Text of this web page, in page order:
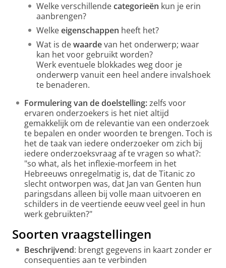
Welke verschillendecategorieën kun je erin
aanbrengen?
Welkeeigenschappen heeft het?
Wat is dewaardevan het onderwerp; waar
kan het voor gebruikt worden?
Werk eventuele blokkades weg door je
onderwerp vanuit een heel andere invalshoek
te benaderen.
Formulering van de doelstelling:zelfs voor
ervaren onderzoekers is het niet altijd
gemakkelijk om de relevantie van een onderzoek
te bepalen en onder woorden te brengen. Toch is
het de taak van iedere onderzoeker om zich bij
iedere onderzoeksvraag af te vragen so what?:
"so what, als het inflexie-morfeem in het
Hebreeuws onregelmatig is, dat de Titanic zo
slecht ontworpen was, dat Jan van Genten hun
paringsdans alleen bij volle maan uitvoeren en
schilders in de veertiende eeuw veel geel in hun
werk gebruikten?"
Soorten vraagstellingen
Beschrijvend: brengt gegevens in kaart zonder er
consequenties aan te verbinden